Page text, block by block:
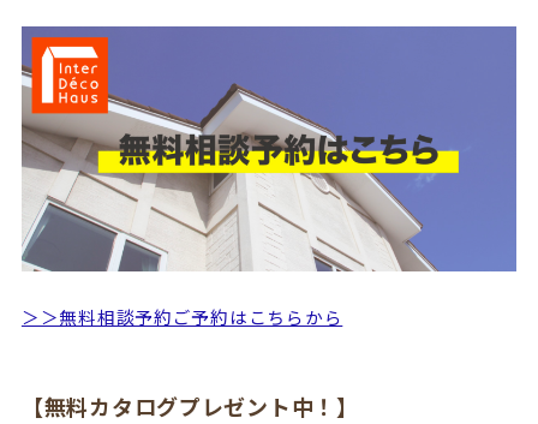
＞＞無料相談予約ご予約はこちらから
【無料カタログプレゼント中！】